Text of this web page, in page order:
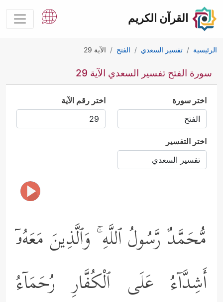
القرآن الكريم
الرئيسية تفسير السعدي الفتح الآية 29
سورة الفتح تفسير السعدي الآية 29
اختر سورة اختر رقم الآية
اختر التفسير
مُّحَمَّدٌ رَّسُولُ ٱللَّهِ ۚ وَٱلَّذِينَ مَعَهُۥٓ
أَشِدَّآءُ عَلَى ٱلْكُفَّارِ رُحَمَآءُ